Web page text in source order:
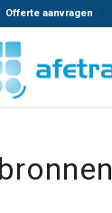
Offerte aanvragen